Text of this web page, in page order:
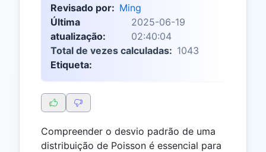
Revisado por: Ming
Última
atualização:
2025-06-19
02:40:04
Total de vezes calculadas: 1043
Etiqueta:
Compreender o desvio padrão de uma
distribuição de Poisson é essencial para